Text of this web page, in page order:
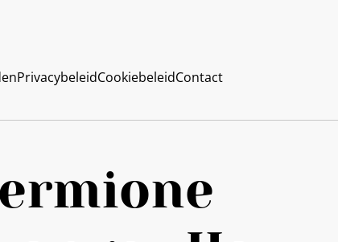
PrivacybeleidCookiebeleidContact